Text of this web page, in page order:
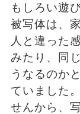
もしろい遊
被写体は、
人と違った
みたり、同
うなるのか
ていました
せんから、